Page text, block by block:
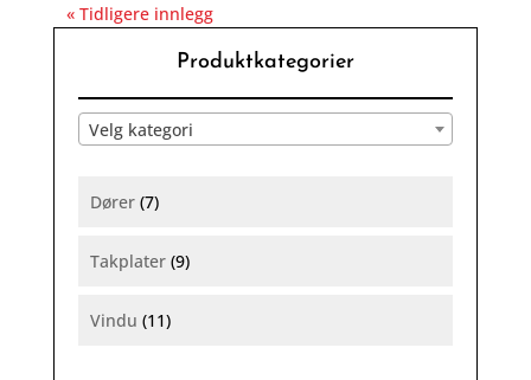
« Tidligere innlegg
Produktkategorier
Velg kategori
Dører (7)
Takplater (9)
Vindu (11)